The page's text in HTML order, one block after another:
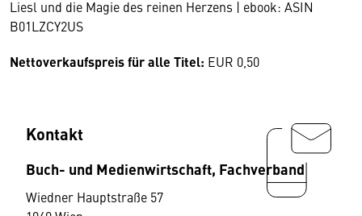
Liesl und die Magie des reinen Herzens | ebook: ASIN
B01LZCY2US
Nettoverkaufspreis für alle Titel: EUR 0,50
Kontakt
Buch- und Medienwirtschaft, Fachverband
Wiedner Hauptstraße 57